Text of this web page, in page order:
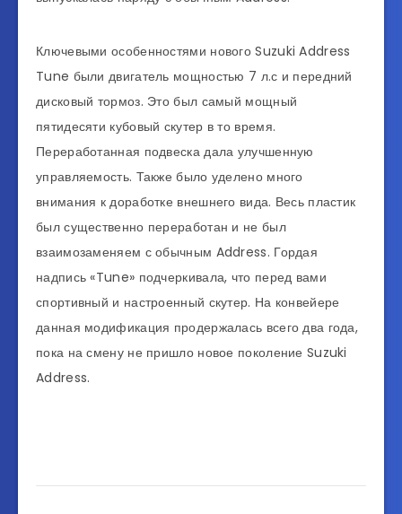
Ключевыми особенностями нового Suzuki Address
Tune были двигатель мощностью 7 л.с и передний
дисковый тормоз. Это был самый мощный
пятидесяти кубовый скутер в то время.
Переработанная подвеска дала улучшенную
управляемость. Также было уделено много
внимания к доработке внешнего вида. Весь пластик
был существенно переработан и не был
взаимозаменяем с обычным Address. Гордая
надпись «Tune» подчеркивала, что перед вами
спортивный и настроенный скутер. На конвейере
данная модификация продержалась всего два года,
пока на смену не пришло новое поколение Suzuki
Address.